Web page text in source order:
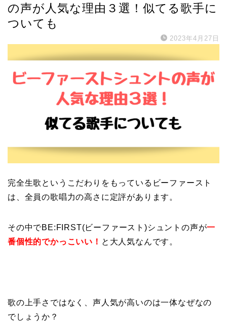
の声が人気な理由３選！似てる歌手に
ついても
2023年4月27日
完全生歌というこだわりをもっているビーファースト
は、全員の歌唱力の高さに定評があります。
その中でBE:FIRST(ビーファースト)シュントの声が一
番個性的でかっこいい！ と大人気なんです。
歌の上手さではなく、声人気が高いのは一体なぜなの
でしょうか？